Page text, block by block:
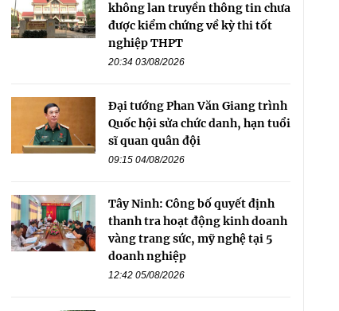
không lan truyền thông tin chưa
được kiểm chứng về kỳ thi tốt
nghiệp THPT
20:34 03/08/2026
Đại tướng Phan Văn Giang trình
Quốc hội sửa chức danh, hạn tuổi
sĩ quan quân đội
09:15 04/08/2026
Tây Ninh: Công bố quyết định
thanh tra hoạt động kinh doanh
vàng trang sức, mỹ nghệ tại 5
doanh nghiệp
12:42 05/08/2026